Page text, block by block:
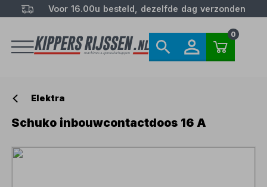
Voor 16.00u besteld, dezelfde dag verzonden
0
Elektra
Schuko inbouwcontactdoos 16 A